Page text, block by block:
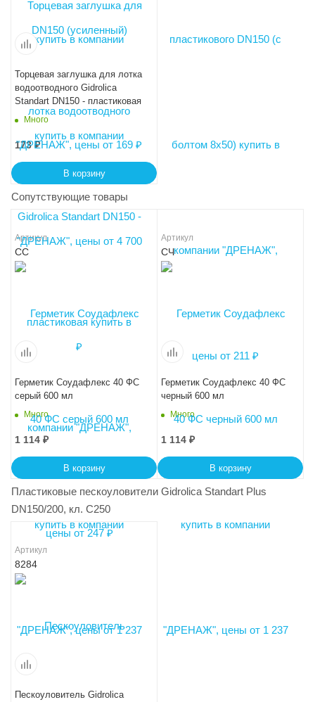
Торцевая заглушка для лотка
водоотводного Gidrolica
Standart DN150 - пластиковая
Много
173₽
В корзину
Сопутствующие товары
Артикул
СС
Герметик Соудафлекс 40 ФС
серый 600 мл
Много
1 114 ₽
В корзину
Артикул
СЧ
Герметик Соудафлекс 40 ФС
черный 600 мл
Много
1 114 ₽
В корзину
Пластиковые пескоуловители Gidrolica Standart Plus
DN150/200, кл. C250
Артикул
8284
Пескоуловитель Gidrolica